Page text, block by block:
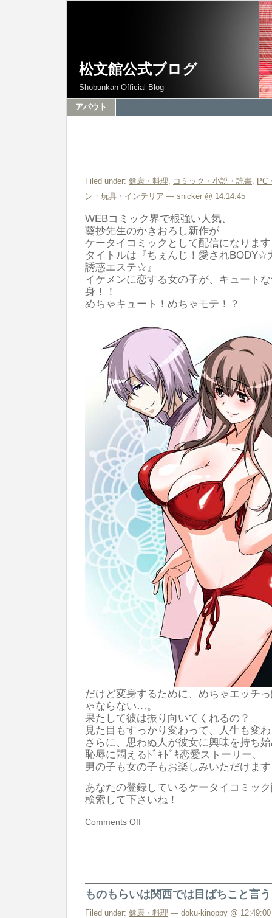
松文館公式ブログ
Shobunkan Official Blog
アバウト
Filed under: 健康・料理, コミック・小説・読書, PC
ン・玩具・インテリア — snicker @ 14:14:45
WEBコミック界で根強い人気、
葵抄先生のかきおろし新作が
ケータイコミックとして配信になりま
タイトルは『ちぇんじ！愛されBODY☆
誘惑エステ☆』
イケメンに恋する女の子が、キュート
身！！
めちゃキュート！めちゃモテ！？
だけど変身するために、めちゃエッチ
ゃならない…。
果たして彼は振り向いてくれるの？
見た目もすっかり変わって、人生も変
さらに、思わぬ人が彼女に興味を持ち
恥辱に悶えるﾄﾞｷﾄﾞｷ恋愛ストーリー、
男の子も女の子もお楽しみいただけま
あなたの登録しているケータイコミッ
検索して下さいね！
Comments Off
ものもらいは関西では目ばちこと言う
Filed under: 健康・料理 — doku-kinoppy @ 12:49:00